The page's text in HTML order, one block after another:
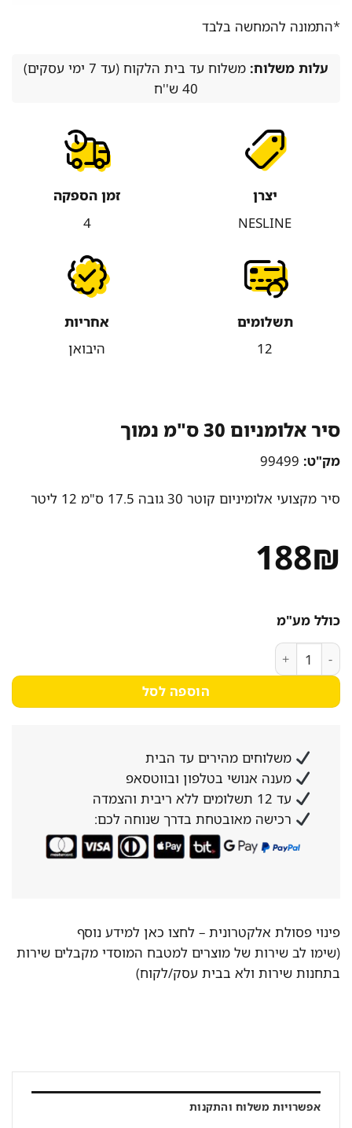
*התמונה להמחשה בלבד
עלות משלוח:
משלוח עד בית הלקוח (עד 7 ימי עסקים)
40 ש''ח
יצרן
NESLINE
זמן הספקה
תשלומים
12
אחריות
היבואן
סיר אלומניום 30 ס"מ נמוך
מק"ט:99499
סיר מקצועי אלומיניום קוטר 30 גובה 17.5 ס"מ 12 ליטר
188₪
כולל מע"מ
כמות של סיר אלומניום 30 ס"מ נמוך
הוספה לסל
משלוחים מהירים עד הבית
מענה אנושי בטלפון ובווטסאפ
עד 12 תשלומים ללא ריבית והצמדה
רכישה מאובטחת בדרך שנוחה לכם:
פינוי פסולת אלקטרונית – לחצו כאן למידע נוסף
(שימו לב שירות של מוצרים למטבח המוסדי מקבלים שירות
בתחנות שירות ולא בבית עסק/לקוח)
אפשרויות משלוח והתקנות